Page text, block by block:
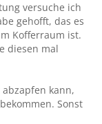
versuche ich
gehofft, das es
Kofferraum ist.
diesen mal
kann,
Sonst